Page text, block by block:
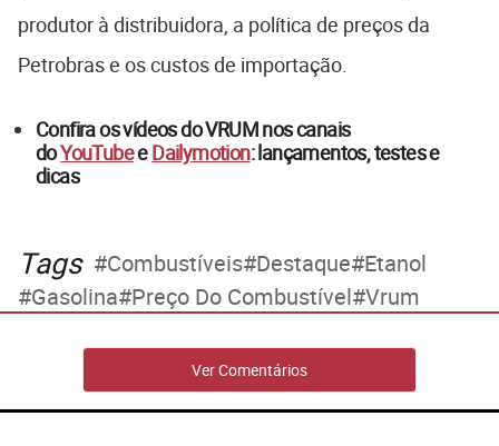
produtor à distribuidora, a política de preços da
Petrobras e os custos de importação.
Confira os vídeos do VRUM nos canais
doYouTubeeDailymotion: lançamentos, testes e
dicas
Tags Combustíveis Destaque Etanol
Gasolina Preço Do Combustível Vrum
Ver Comentários